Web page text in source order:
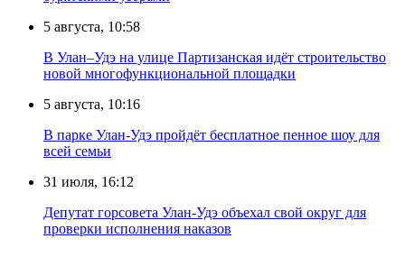
5 августа, 10:58
В Улан–Удэ на улице Партизанская идёт строительство
новой многофункциональной площадки
5 августа, 10:16
В парке Улан-Удэ пройдёт бесплатное пенное шоу для
всей семьи
31 июля, 16:12
Депутат горсовета Улан-Удэ объехал свой округ для
проверки исполнения наказов